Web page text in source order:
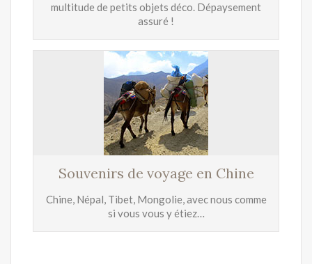
multitude de petits objets déco. Dépaysement
assuré !
Souvenirs de voyage en Chine
Chine, Népal, Tibet, Mongolie, avec nous comme
si vous vous y étiez…